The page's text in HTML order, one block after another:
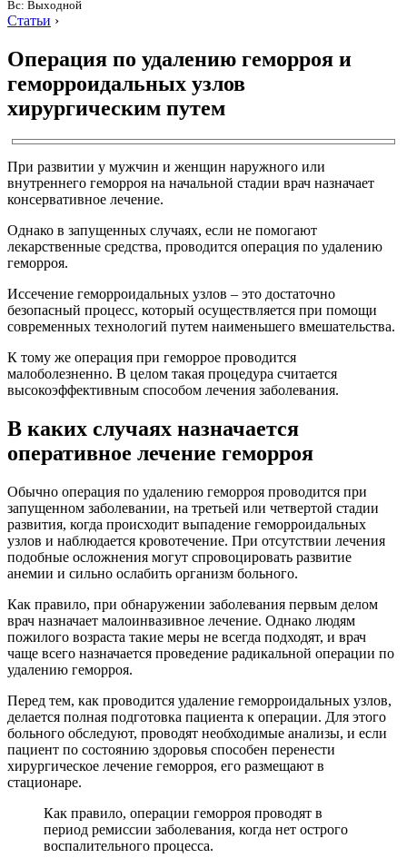
Вс: Выходной
Статьи ›
Операция по удалению геморроя и
геморроидальных узлов
хирургическим путем
При развитии у мужчин и женщин наружного или
внутреннего геморроя на начальной стадии врач назначает
консервативное лечение.
Однако в запущенных случаях, если не помогают
лекарственные средства, проводится операция по удалению
геморроя.
Иссечение геморроидальных узлов – это достаточно
безопасный процесс, который осуществляется при помощи
современных технологий путем наименьшего вмешательства.
К тому же операция при геморрое проводится
малоболезненно. В целом такая процедура считается
высокоэффективным способом лечения заболевания.
В каких случаях назначается
оперативное лечение геморроя
Обычно операция по удалению геморроя проводится при
запущенном заболевании, на третьей или четвертой стадии
развития, когда происходит выпадение геморроидальных
узлов и наблюдается кровотечение. При отсутствии лечения
подобные осложнения могут спровоцировать развитие
анемии и сильно ослабить организм больного.
Как правило, при обнаружении заболевания первым делом
врач назначает малоинвазивное лечение. Однако людям
пожилого возраста такие меры не всегда подходят, и врач
чаще всего назначается проведение радикальной операции по
удалению геморроя.
Перед тем, как проводится удаление геморроидальных узлов,
делается полная подготовка пациента к операции. Для этого
больного обследуют, проводят необходимые анализы, и если
пациент по состоянию здоровья способен перенести
хирургическое лечение геморроя, его размещают в
стационаре.
Как правило, операции геморроя проводят в
период ремиссии заболевания, когда нет острого
воспалительного процесса.